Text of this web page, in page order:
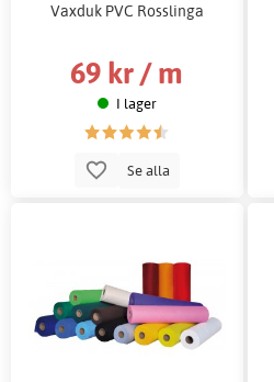
Vaxduk PVC Rosslinga
69 kr / m
I lager
Se alla